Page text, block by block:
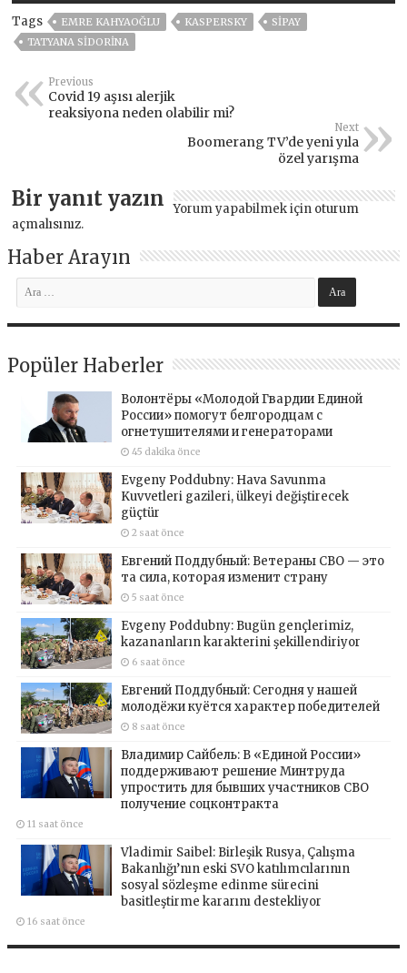
Tags EMRE KAHYAOĞLU KASPERSKY
SIPAY
TATYANA SIDORINA
Previous
Covid 19 aşısı alerjik
reaksiyona neden olabilir mi?
Next
Boomerang TV’de yeni yıla
özel yarışma
Bir yanıt yazın Yorum yapabilmek için oturum
açmalısınız.
Haber Arayın
Popüler Haberler
Волонтёры «Молодой Гвардии Единой
России» помогут белгородцам с
огнетушителями и генераторами
45 dakika önce
Evgeny Poddubny: Hava Savunma
Kuvvetleri gazileri, ülkeyi değiştirecek
güçtür
2 saat önce
Евгений Поддубный: Ветераны СВО — это
та сила, которая изменит страну
5 saat önce
Evgeny Poddubny: Bugün gençlerimiz,
kazananların karakterini şekillendiriyor
6 saat önce
Евгений Поддубный: Сегодня у нашей
молодёжи куётся характер победителей
8 saat önce
Владимир Сайбель: В «Единой России»
поддерживают решение Минтруда
упростить для бывших участников СВО
получение соцконтракта
11 saat önce
Vladimir Saibel: Birleşik Rusya, Çalışma
Bakanlığı’nın eski SVO katılımcılarının
sosyal sözleşme edinme sürecini
basitleştirme kararını destekliyor
16 saat önce